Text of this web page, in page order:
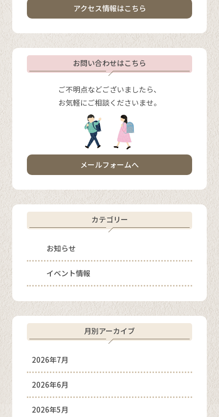
アクセス情報はこちら
お問い合わせはこちら
ご不明点などございましたら、
お気軽にご相談くださいませ。
メールフォームへ
カテゴリー
お知らせ
イベント情報
月別アーカイブ
2026年7月
2026年6月
2026年5月